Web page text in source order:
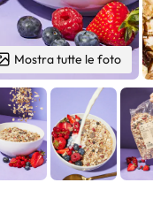
Mostra tutte le foto